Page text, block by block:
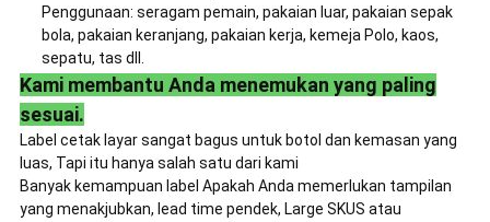
Penggunaan: seragam pemain, pakaian luar, pakaian sepak
bola, pakaian keranjang, pakaian kerja, kemeja Polo, kaos,
sepatu, tas dll.
Kami membantu Anda menemukan yang paling
sesuai.
Label cetak layar sangat bagus untuk botol dan kemasan yang
luas, Tapi itu hanya salah satu dari kami
Banyak kemampuan label Apakah Anda memerlukan tampilan
yang menakjubkan, lead time pendek, Large SKUS atau